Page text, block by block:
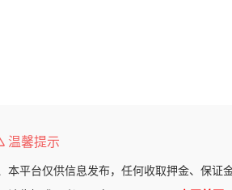
温馨提示
本平台仅供信息发布，任何收取押金、保证